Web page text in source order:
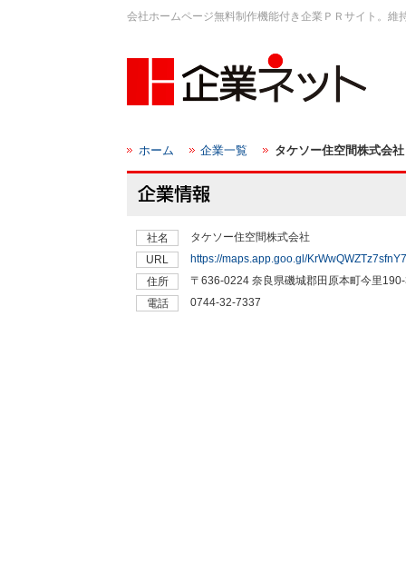
会社ホームページ無料制作機能付き企業ＰＲサイト。
ホーム 企業一覧 タケソー住空間株式会社
社名
タケソー住空間株式会社
URL
https://maps.app.goo.gl/
住所
〒636-0224 奈良県磯城郡田原本町今里
電話
0744-32-7337